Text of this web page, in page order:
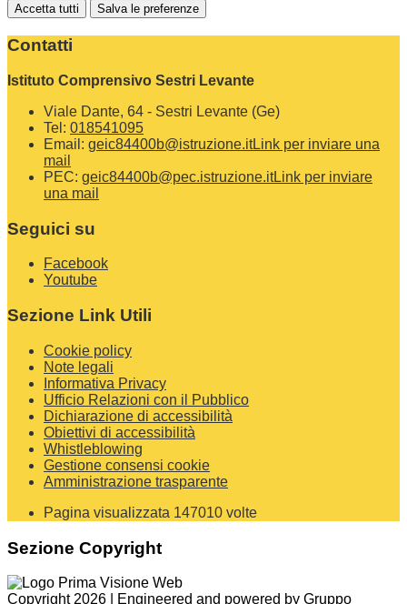
Accetta tutti Salva le preferenze
Contatti
Istituto Comprensivo Sestri Levante
Viale Dante, 64 - Sestri Levante (Ge)
Tel: 018541095
Email: geic84400b@istruzione.itLink per inviare una
mail
PEC: geic84400b@pec.istruzione.itLink per inviare
una mail
Seguici su
Facebook
Youtube
Sezione Link Utili
Cookie policy
Note legali
Informativa Privacy
Ufficio Relazioni con il Pubblico
Dichiarazione di accessibilità
Obiettivi di accessibilità
Whistleblowing
Gestione consensi cookie
Amministrazione trasparente
Pagina visualizzata 147010 volte
Sezione Copyright
Copyright 2026 | Engineered and powered by Gruppo